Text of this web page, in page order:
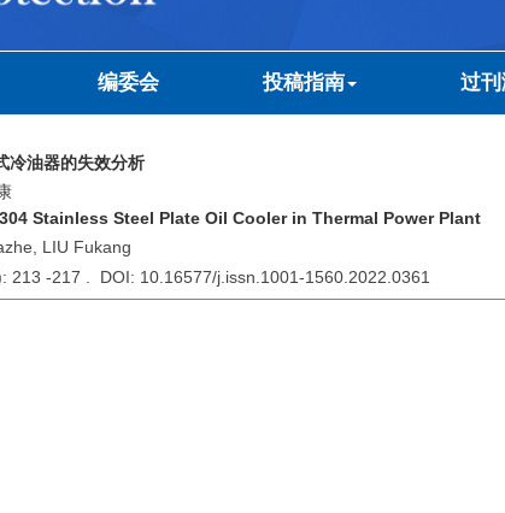
编委会 投稿指南 过
冷油器的失效分析
Stainless Steel Plate Oil Cooler in Thermal Power Plant
LIU Fukang
213 -217 . DOI: 10.16577/j.issn.1001-1560.2022.0361